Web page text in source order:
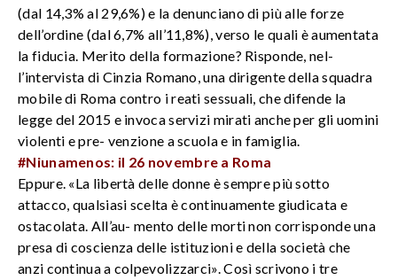
(dal 14,3% al 29,6%) e la denunciano di più alle forze
dell’ordine (dal 6,7% all’11,8%), verso le quali è aumentata
la fiducia. Merito della formazione? Risponde, nel-
l’intervista di Cinzia Romano, una dirigente della squadra
mobile di Roma contro i reati sessuali, che difende la
legge del 2015 e invoca servizi mirati anche per gli uomini
violenti e pre- venzione a scuola e in famiglia.
#Niunamenos: il 26 novembre a Roma
Eppure. «La libertà delle donne è sempre più sotto
attacco, qualsiasi scelta è continuamente giudicata e
ostacolata. All’au- mento delle morti non corrisponde una
presa di coscienza delle istituzioni e della società che
anzi continua a colpevolizzarci». Così scrivono i tre